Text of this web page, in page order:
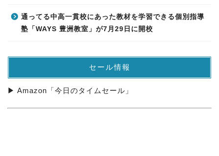
通ってる中高一貫校にあった教材を学習できる個別指導
塾「WAYS 豊洲教室」が7月29日に開校
セール情報
▶ Amazon「今日のタイムセール」